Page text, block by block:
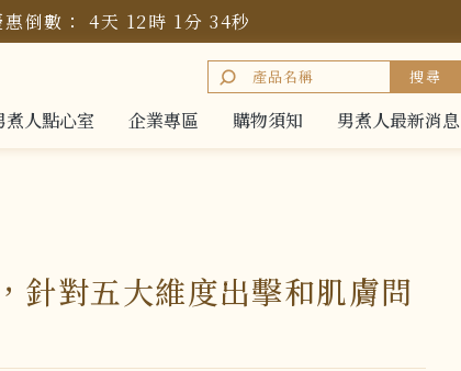
倒數： 4天 12時 1分32秒
煮人點心室
企業專區
購物須知
男煮人最新消息
針對五大維度出擊和肌膚問